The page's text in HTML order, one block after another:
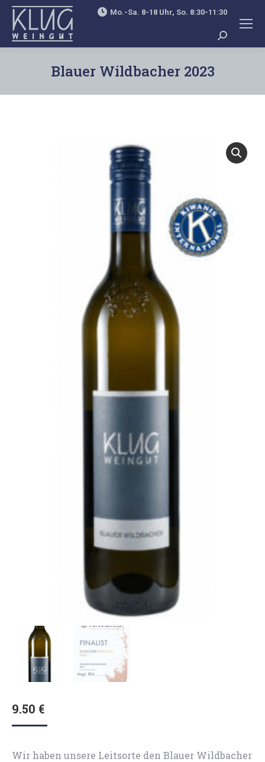
Mo.-Sa. 8-18 Uhr, So. 8:30-11:30
Search:
Blauer Wildbacher 2023
9.50 €
Wir haben unsere Leitsorte den Blauer Wildbacher